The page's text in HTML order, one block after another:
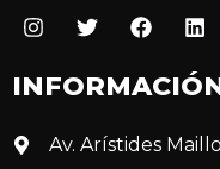
Av. Arístides